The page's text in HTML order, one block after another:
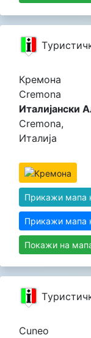
Кремона
Cremona
Италијански
Cremona,
Италија
Прикажи мапа
Прикажи мапа
Покажи на
Cuneo